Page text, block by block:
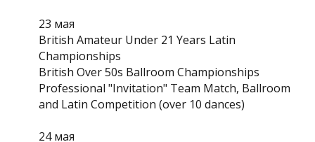
23 мая
British Amateur Under 21 Years Latin
Championships
British Over 50s Ballroom Championships
Professional "Invitation" Team Match, Ballroom
and Latin Competition (over 10 dances)
24 мая